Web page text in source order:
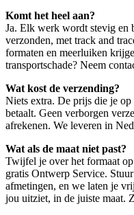
Komt het heel aan?
Ja. Elk werk wordt stevig en
verzonden, met track and
formaten en meerluiken
transportschade? Neem
Wat kost de verzending?
Niets extra. De prijs die je
betaalt. Geen verborgen
afrekenen. We leveren in
Wat als de maat niet past?
Twijfel je over het formaat
gratis Ontwerp Service.
afmetingen, en we laten je
jou uitziet, in de juiste maat.